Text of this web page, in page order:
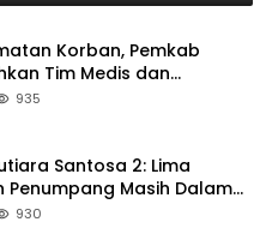
Korban, Pemkab
Tim Medis dan
Kalianget
935
Santosa 2: Lima
Penumpang Masih Dalam
930